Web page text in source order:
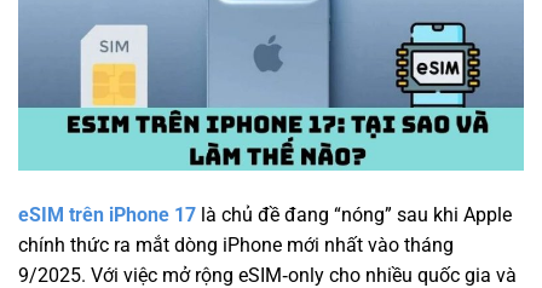
eSIM trên iPhone 17 là chủ đề đang “nóng” sau khi Apple
chính thức ra mắt dòng iPhone mới nhất vào tháng
9/2025. Với việc mở rộng eSIM‑only cho nhiều quốc gia và